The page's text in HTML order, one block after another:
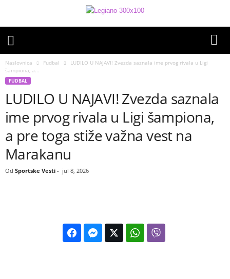
Naslovnica Fudbal
LUDILO U NAJAVI! Zvezda saznala ime prvog rivala u Ligi
šampiona, a...
FUDBAL
LUDILO U NAJAVI! Zvezda saznala
ime prvog rivala u Ligi šampiona,
a pre toga stiže važna vest na
Marakanu
Od Sportske Vesti - jul 8, 2026